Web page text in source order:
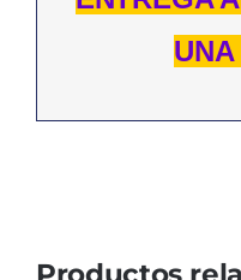
Productos